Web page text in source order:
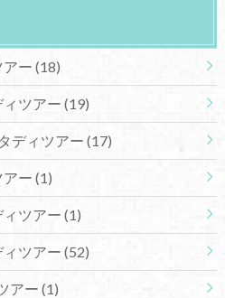
ー (18)
ツアー (19)
ディツアー (17)
ー (1)
ツアー (1)
ツアー (52)
アー (1)